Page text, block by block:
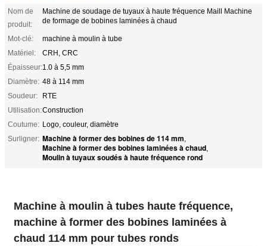
Nom de
produit:
Machine de soudage de tuyaux à haute fréquence Maill Machine
de formage de bobines laminées à chaud
Mot-clé:
machine à moulin à tube
Matériel:
CRH, CRC
Épaisseur:1.0 à 5,5 mm
Diamètre: 48 à 114 mm
Soudeur:
RTE
Utilisation:Construction
Coutume: Logo, couleur, diamètre
Surligner: Machine à former des bobines de 114 mm,
Machine à former des bobines laminées à chaud,
Moulin à tuyaux soudés à haute fréquence rond
Machine à moulin à tubes haute fréquence,
machine à former des bobines laminées à
chaud 114 mm pour tubes ronds